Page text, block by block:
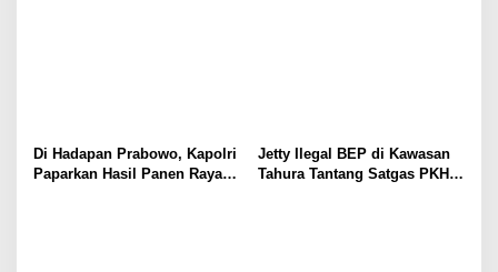
Di Hadapan Prabowo, Kapolri
Paparkan Hasil Panen Raya
Jetty Ilegal BEP di Kawasan
Tahura Tantang Satgas PKH,